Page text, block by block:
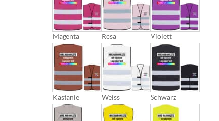
Magenta Rosa Violett
Kastanie Weiss Schwarz